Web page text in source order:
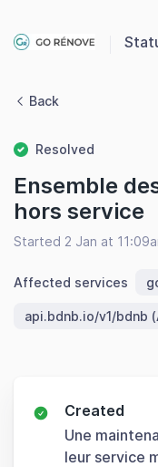
Back
Resolved
Ensemble
hors service
Started 2 Jan at
Affected services
api.bdnb.io/v1/bdnb
Created
Une
leur service